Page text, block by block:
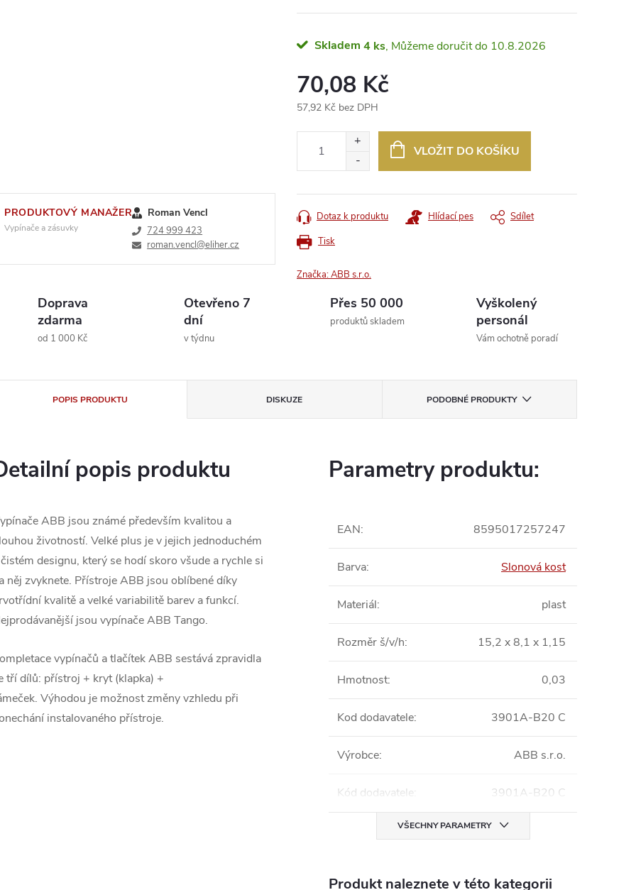
PRODUKTOVÝ MANAŽER
Vypínače a zásuvky
Roman Vencl
724 999 423
roman.vencl@eliher.cz
Skladem 4 ks 10.8.2026
70,08 Kč
57,92 Kč bez DPH
VLOŽIT DO KOŠÍKU
Tisk
Dotaz k produktu Hlídací pes Sdílet
Značka:ABB s.r.o.
Doprava
zdarma
od 1 000 Kč
Otevřeno 7
dní
v týdnu
Přes 50 000
produktů skladem
Vyškolený
personál
Vám ochotně poradí
POPIS PRODUKTU DISKUZE PODOBNÉ PRODUKTY
popis produktu
ABB jsou známé především kvalitou a
životností. Velké plus je v jejich jednoduchém
designu, který se hodí skoro všude a rychle si
něj zvyknete. Přístroje ABB jsou oblíbené díky
kvalitě a velké variabilitě barev a funkcí.
jsou vypínače ABB Tango.
vypínačů a tlačítek ABB sestává zpravidla
tří dílů: přístroj + kryt (klapka) +
Výhodou je možnost změny vzhledu při
instalovaného přístroje.
Parametry produktu:
EAN: 8595017257247
Barva: Slonová kost
Materiál: plast
Rozměr š/v/h: 15,2 x 8,1 x 1,15
Hmotnost: 0,03
Kod dodavatele: 3901A-B20 C
Výrobce: ABB s.r.o.
Kód dodavatele: 3901A-B20 C
VŠECHNY PARAMETRY
Produkt naleznete v této kategorii